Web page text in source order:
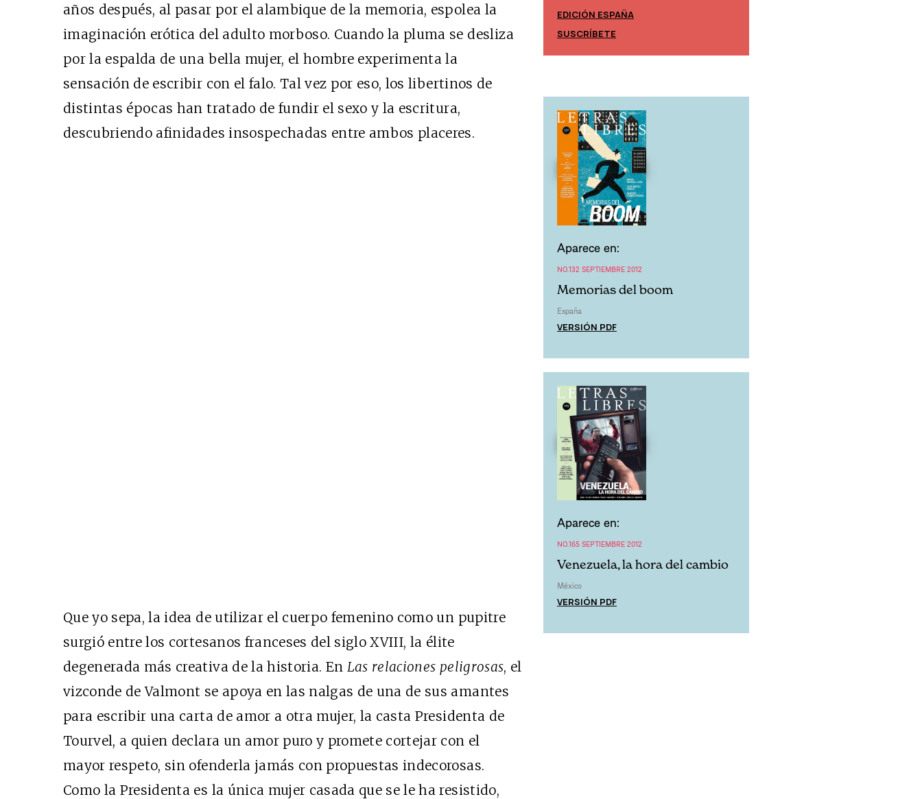
años después, al pasar por el alambique de la memoria, espolea la
imaginación erótica del adulto morboso. Cuando la pluma se desliza
por la espalda de una bella mujer, el hombre experimenta la
sensación de escribir con el falo. Tal vez por eso, los libertinos de
distintas épocas han tratado de fundir el sexo y la escritura,
descubriendo afinidades insospechadas entre ambos placeres.
Que yo sepa, la idea de utilizar el cuerpo femenino como un pupitre
surgió entre los cortesanos franceses del siglo XVIII, la élite
degenerada más creativa de la historia. En Las relaciones peligrosas, el
vizconde de Valmont se apoya en las nalgas de una de sus amantes
para escribir una carta de amor a otra mujer, la casta Presidenta de
Tourvel, a quien declara un amor puro y promete cortejar con el
mayor respeto, sin ofenderla jamás con propuestas indecorosas.
Como la Presidenta es la única mujer casada que se le ha resistido,
EDICIÓN MÉXICO
SUSCRÍBETE
EDICIÓN ESPAÑA
SUSCRÍBETE
Aparece en:
NO.132 SEPTIEMBRE 2012
Memorias del boom
España
VERSIÓN PDF
Aparece en:
NO.165 SEPTIEMBRE 2012
Venezuela, la hora del cambio
México
VERSIÓN PDF